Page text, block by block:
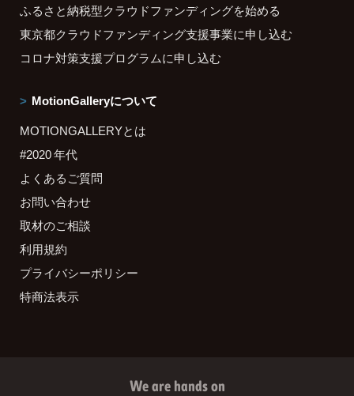
ふるさと納税型クラウドファンディングを始める
東京都クラウドファンディング支援事業に申し込む
コロナ対策支援プログラムに申し込む
MotionGalleryについて
MOTIONGALLERYとは
#2020 年代
よくあるご質問
お問い合わせ
取材のご相談
利用規約
プライバシーポリシー
特商法表示
We are hands on